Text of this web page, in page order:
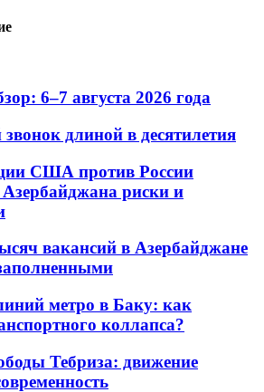
6–7 августа 2026 года
длиной в десятилетия
США против России
риски и
вакансий в Азербайджане
метро в Баку: как
коллапса?
Тебриза: движение